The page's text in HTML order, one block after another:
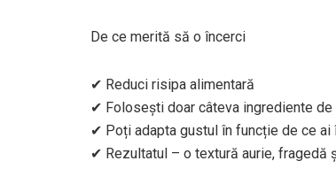
De ce merită să o încerci
✔ Reduci risipa alimentară
✔ Folosești doar câteva ingrediente de
✔ Poți adapta gustul în funcție de ce ai
✔ Rezultatul – o textură aurie, fragedă